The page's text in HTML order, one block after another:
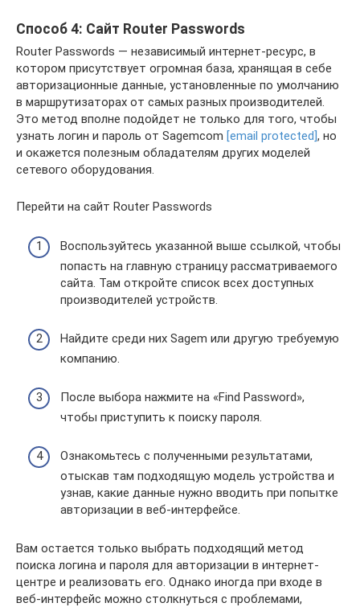
Способ 4: Сайт Router Passwords
Router Passwords — независимый интернет-ресурс, в
котором присутствует огромная база, хранящая в себе
авторизационные данные, установленные по умолчанию
в маршрутизаторах от самых разных производителей.
Это метод вполне подойдет не только для того, чтобы
узнать логин и пароль от Sagemcom [email protected] , но
и окажется полезным обладателям других моделей
сетевого оборудования.
Перейти на сайт Router Passwords
Воспользуйтесь указанной выше ссылкой, чтобы
попасть на главную страницу рассматриваемого
сайта. Там откройте список всех доступных
производителей устройств.
Найдите среди них Sagem или другую требуемую
компанию.
После выбора нажмите на «Find Password»,
чтобы приступить к поиску пароля.
Ознакомьтесь с полученными результатами,
отыскав там подходящую модель устройства и
узнав, какие данные нужно вводить при попытке
авторизации в веб-интерфейсе.
Вам остается только выбрать подходящий метод
поиска логина и пароля для авторизации в интернет-
центре и реализовать его. Однако иногда при входе в
веб-интерфейс можно столкнуться с проблемами,